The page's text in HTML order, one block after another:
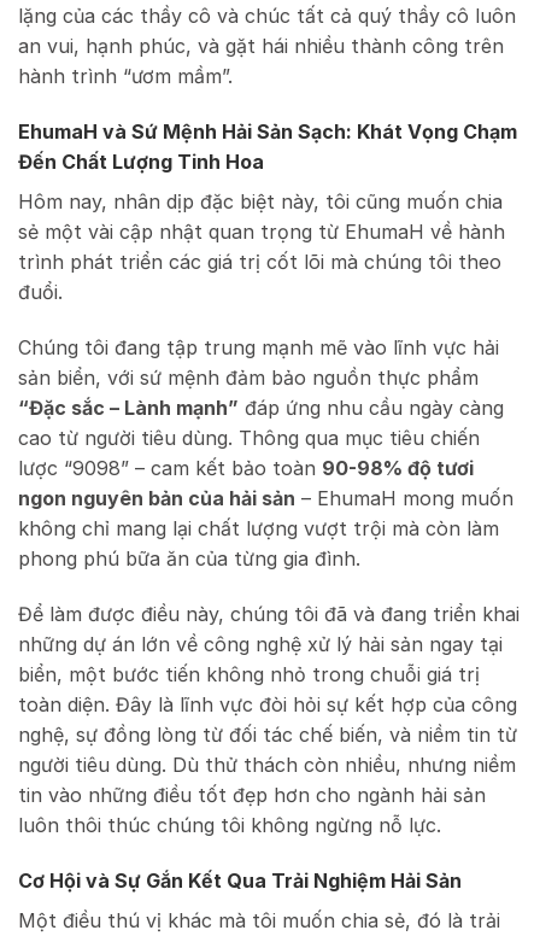
lặng của các thầy cô và chúc tất cả quý thầy cô luôn
an vui, hạnh phúc, và gặt hái nhiều thành công trên
hành trình “ươm mầm”.
EhumaH và Sứ Mệnh Hải Sản Sạch: Khát Vọng Chạm
Đến Chất Lượng Tinh Hoa
Hôm nay, nhân dịp đặc biệt này, tôi cũng muốn chia
sẻ một vài cập nhật quan trọng từ EhumaH về hành
trình phát triển các giá trị cốt lõi mà chúng tôi theo
đuổi.
Chúng tôi đang tập trung mạnh mẽ vào lĩnh vực hải
sản biển, với sứ mệnh đảm bảo nguồn thực phẩm
“Đặc sắc – Lành mạnh” đáp ứng nhu cầu ngày càng
cao từ người tiêu dùng. Thông qua mục tiêu chiến
lược “9098” – cam kết bảo toàn 90-98% độ tươi
ngon nguyên bản của hải sản – EhumaH mong muốn
không chỉ mang lại chất lượng vượt trội mà còn làm
phong phú bữa ăn của từng gia đình.
Để làm được điều này, chúng tôi đã và đang triển khai
những dự án lớn về công nghệ xử lý hải sản ngay tại
biển, một bước tiến không nhỏ trong chuỗi giá trị
toàn diện. Đây là lĩnh vực đòi hỏi sự kết hợp của công
nghệ, sự đồng lòng từ đối tác chế biến, và niềm tin từ
người tiêu dùng. Dù thử thách còn nhiều, nhưng niềm
tin vào những điều tốt đẹp hơn cho ngành hải sản
luôn thôi thúc chúng tôi không ngừng nỗ lực.
Cơ Hội và Sự Gắn Kết Qua Trải Nghiệm Hải Sản
Một điều thú vị khác mà tôi muốn chia sẻ, đó là trải